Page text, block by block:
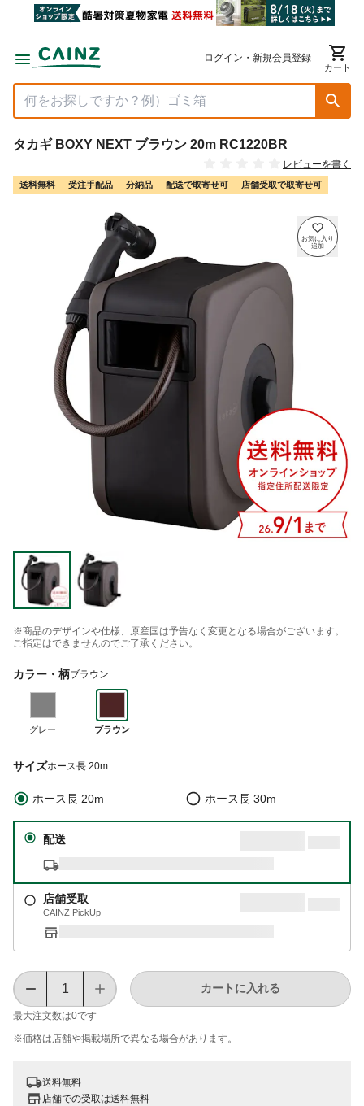
ログイン・新規会員登録
カート
タカギ BOXY NEXT ブラウン 20m RC1220BR
レビューを書く
送料無料 受注手配品 分納品 配送で取寄せ可 店舗受取で取寄せ可
※商品のデザインや仕様、原産国は予告なく変更となる場合がございます。
ご指定はできませんのでご了承ください。
カラー・柄ブラウン
グレー ブラウン
サイズホース長 20m
ホース長 20m ホース長 30m
配送
店舗受取
CAINZ PickUp
最大注文数は0です
カートに入れる
※価格は​店舗や​掲載場所で​異なる​場合が​あります。
送料無料
店舗での受取は送料無料